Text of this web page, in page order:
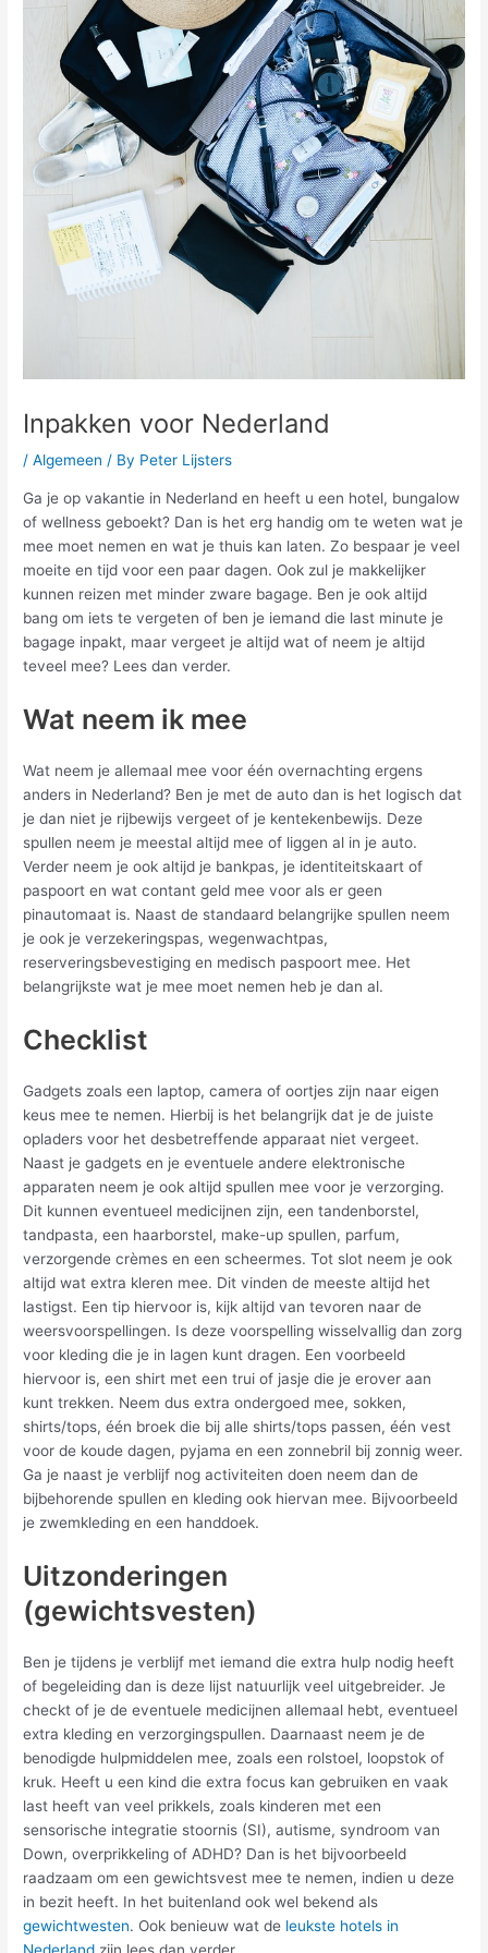
Inpakken voor Nederland
/Algemeen / By Peter Lijsters
Ga je op vakantie in Nederland en heeft u een hotel, bungalow
of wellness geboekt? Dan is het erg handig om te weten wat je
mee moet nemen en wat je thuis kan laten. Zo bespaar je veel
moeite en tijd voor een paar dagen. Ook zul je makkelijker
kunnen reizen met minder zware bagage. Ben je ook altijd
bang om iets te vergeten of ben je iemand die last minute je
bagage inpakt, maar vergeet je altijd wat of neem je altijd
teveel mee? Lees dan verder.
Wat neem ik mee
Wat neem je allemaal mee voor één overnachting ergens
anders in Nederland? Ben je met de auto dan is het logisch dat
je dan niet je rijbewijs vergeet of je kentekenbewijs. Deze
spullen neem je meestal altijd mee of liggen al in je auto.
Verder neem je ook altijd je bankpas, je identiteitskaart of
paspoort en wat contant geld mee voor als er geen
pinautomaat is. Naast de standaard belangrijke spullen neem
je ook je verzekeringspas, wegenwachtpas,
reserveringsbevestiging en medisch paspoort mee. Het
belangrijkste wat je mee moet nemen heb je dan al.
Checklist
Gadgets zoals een laptop, camera of oortjes zijn naar eigen
keus mee te nemen. Hierbij is het belangrijk dat je de juiste
opladers voor het desbetreffende apparaat niet vergeet.
Naast je gadgets en je eventuele andere elektronische
apparaten neem je ook altijd spullen mee voor je verzorging.
Dit kunnen eventueel medicijnen zijn, een tandenborstel,
tandpasta, een haarborstel, make-up spullen, parfum,
verzorgende crèmes en een scheermes. Tot slot neem je ook
altijd wat extra kleren mee. Dit vinden de meeste altijd het
lastigst. Een tip hiervoor is, kijk altijd van tevoren naar de
weersvoorspellingen. Is deze voorspelling wisselvallig dan zorg
voor kleding die je in lagen kunt dragen. Een voorbeeld
hiervoor is, een shirt met een trui of jasje die je erover aan
kunt trekken. Neem dus extra ondergoed mee, sokken,
shirts/tops, één broek die bij alle shirts/tops passen, één vest
voor de koude dagen, pyjama en een zonnebril bij zonnig weer.
Ga je naast je verblijf nog activiteiten doen neem dan de
bijbehorende spullen en kleding ook hiervan mee. Bijvoorbeeld
je zwemkleding en een handdoek.
Uitzonderingen
(gewichtsvesten)
Ben je tijdens je verblijf met iemand die extra hulp nodig heeft
of begeleiding dan is deze lijst natuurlijk veel uitgebreider. Je
checkt of je de eventuele medicijnen allemaal hebt, eventueel
extra kleding en verzorgingspullen. Daarnaast neem je de
benodigde hulpmiddelen mee, zoals een rolstoel, loopstok of
kruk. Heeft u een kind die extra focus kan gebruiken en vaak
last heeft van veel prikkels, zoals kinderen met een
sensorische integratie stoornis (SI), autisme, syndroom van
Down, overprikkeling of ADHD? Dan is het bijvoorbeeld
raadzaam om een gewichtsvest mee te nemen, indien u deze
in bezit heeft. In het buitenland ook wel bekend als
gewichtwesten. Ook benieuw wat de leukste hotels in
Nederland zijn lees dan verder.